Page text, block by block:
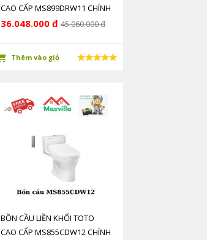
CAO CẤP MS899DRW11 CHÍNH
HÃNG GIÁ RẺ
36.048.000 đ 45.060.000 đ
Thêm vào giỏ
BỒN CẦU LIỀN KHỐI TOTO
CAO CẤP MS855CDW12 CHÍNH